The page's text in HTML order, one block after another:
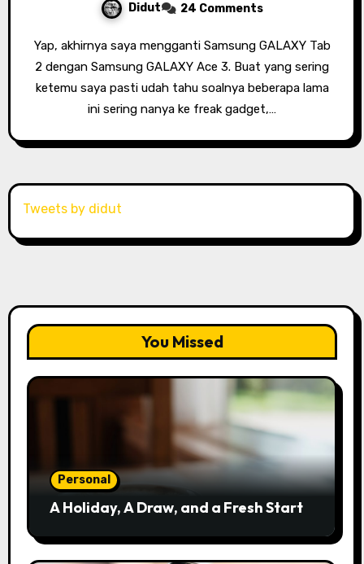
Didut 24 Comments
Yap, akhirnya saya mengganti Samsung GALAXY Tab
2 dengan Samsung GALAXY Ace 3. Buat yang sering
ketemu saya pasti udah tahu soalnya beberapa lama
ini sering nanya ke freak gadget,…
Tweets by didut
You Missed
Personal
A Holiday, A Draw, and a Fresh Start